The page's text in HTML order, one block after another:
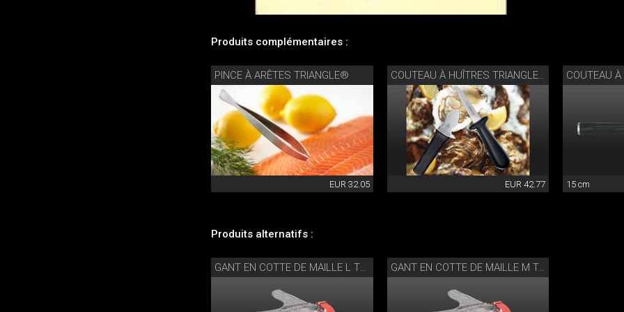
Produits complémentaires :
PINCE À ARÊTES TRIANGLE®
EUR 32.05
COUTEAU À HUÎTRES TRIANGLE®
EUR 42.77
COUTEAU
15 cm
Produits alternatifs :
GANT EN COTTE DE MAILLE L TRIANGLE® GANT EN COTTE DE MAILLE M TRIANGLE®